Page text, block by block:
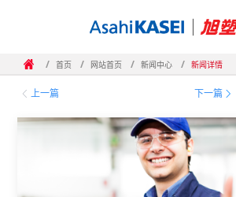
/ 首页 / 网站首页 / 新闻中心 / 新闻详情